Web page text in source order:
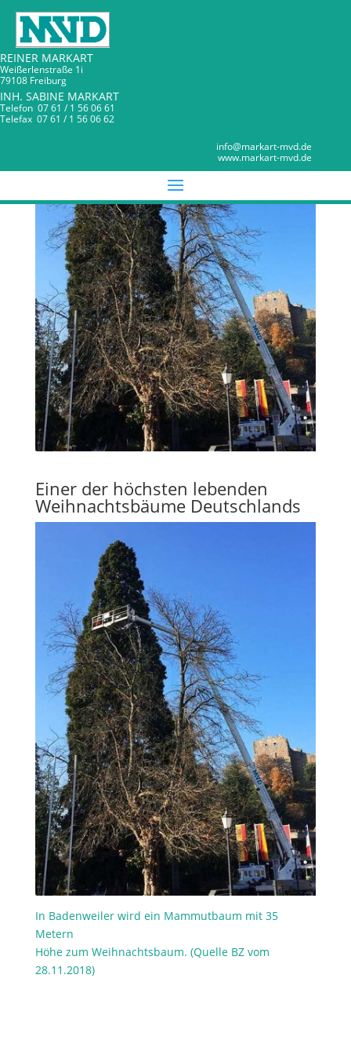
REINER MARKART
Weißerlenstraße 1i
79108 Freiburg
INH. SABINE MARKART
Telefon 07 61 / 1 56 06 61
Telefax 07 61 / 1 56 06 62
info@markart-mvd.de
www.markart-mvd.de
35 Meter hoch
Einer der höchsten lebenden
Weihnachtsbäume Deutschlands
In Badenweiler wird ein Mammutbaum mit 35
Metern
Höhe zum Weihnachtsbaum. (Quelle BZ vom
28.11.2018)